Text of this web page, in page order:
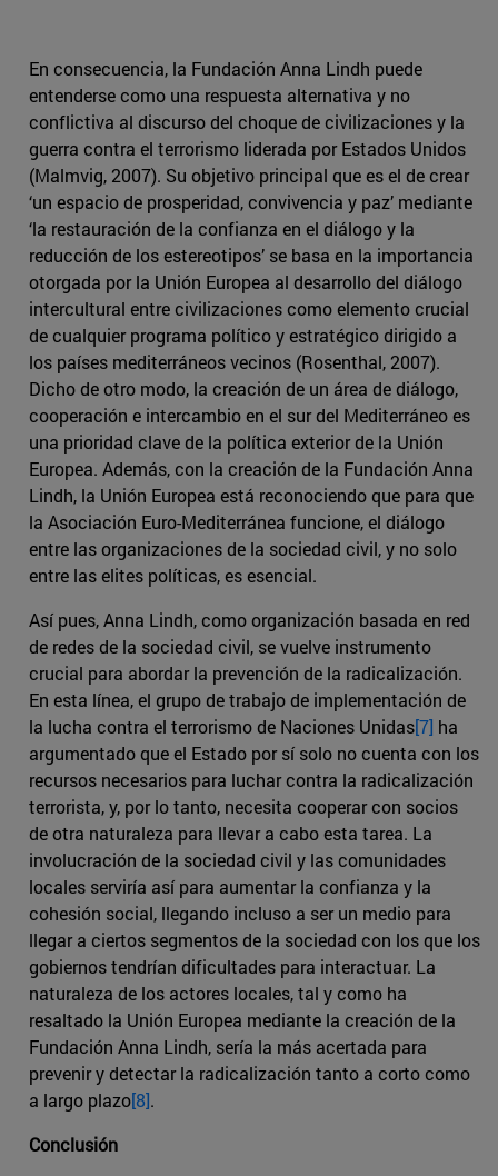
En consecuencia, la Fundación Anna Lindh puede
entenderse como una respuesta alternativa y no
conflictiva al discurso del choque de civilizaciones y la
guerra contra el terrorismo liderada por Estados Unidos
(Malmvig, 2007). Su objetivo principal que es el de crear
‘un espacio de prosperidad, convivencia y paz’ mediante
‘la restauración de la confianza en el diálogo y la
reducción de los estereotipos’ se basa en la importancia
otorgada por la Unión Europea al desarrollo del diálogo
intercultural entre civilizaciones como elemento crucial
de cualquier programa político y estratégico dirigido a
los países mediterráneos vecinos (Rosenthal, 2007).
Dicho de otro modo, la creación de un área de diálogo,
cooperación e intercambio en el sur del Mediterráneo es
una prioridad clave de la política exterior de la Unión
Europea. Además, con la creación de la Fundación Anna
Lindh, la Unión Europea está reconociendo que para que
la Asociación Euro-Mediterránea funcione, el diálogo
entre las organizaciones de la sociedad civil, y no solo
entre las elites políticas, es esencial.
Así pues, Anna Lindh, como organización basada en red
de redes de la sociedad civil, se vuelve instrumento
crucial para abordar la prevención de la radicalización.
En esta línea, el grupo de trabajo de implementación de
la lucha contra el terrorismo de Naciones Unidas[7] ha
argumentado que el Estado por sí solo no cuenta con los
recursos necesarios para luchar contra la radicalización
terrorista, y, por lo tanto, necesita cooperar con socios
de otra naturaleza para llevar a cabo esta tarea. La
involucración de la sociedad civil y las comunidades
locales serviría así para aumentar la confianza y la
cohesión social, llegando incluso a ser un medio para
llegar a ciertos segmentos de la sociedad con los que los
gobiernos tendrían dificultades para interactuar. La
naturaleza de los actores locales, tal y como ha
resaltado la Unión Europea mediante la creación de la
Fundación Anna Lindh, sería la más acertada para
prevenir y detectar la radicalización tanto a corto como
a largo plazo[8].
Conclusión